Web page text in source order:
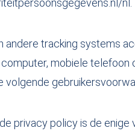
nl.
tracking systems
mobiele
privacy policy is de enige